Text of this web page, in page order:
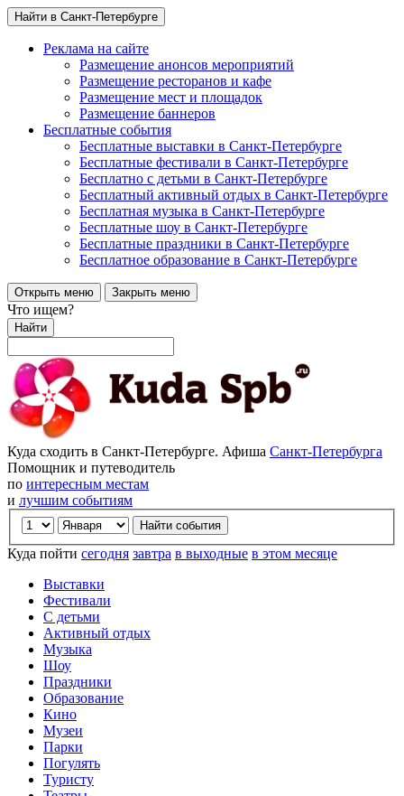
Найти в Санкт-Петербурге
Реклама на сайте
Размещение анонсов мероприятий
Размещение ресторанов и кафе
Размещение мест и площадок
Размещение баннеров
Бесплатные события
Бесплатные выставки в Санкт-Петербурге
Бесплатные фестивали в Санкт-Петербурге
Бесплатно с детьми в Санкт-Петербурге
Бесплатный активный отдых в Санкт-Петербурге
Бесплатная музыка в Санкт-Петербурге
Бесплатные шоу в Санкт-Петербурге
Бесплатные праздники в Санкт-Петербурге
Бесплатное образование в Санкт-Петербурге
Открыть меню Закрыть меню
Что ищем?
Найти
Куда сходить в Санкт-Петербурге. Афиша Санкт-Петербурга
Помощник и путеводитель
по интересным местам
и лучшим событиям
Куда пойти сегодня завтра в выходные в этом месяце
Выставки
Фестивали
С детьми
Активный отдых
Музыка
Шоу
Праздники
Образование
Кино
Музеи
Парки
Погулять
Туристу